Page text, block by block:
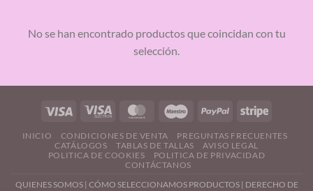
No se han encontrado productos que coincidan con tu
selección.
INICIO CONDICIONES DE VENTA
PREGUNTAS FRECUENTES
CATÁLOGOS
TABLAS DE TALLAS
AVISO LEGAL
POLITICA DE COOKIES
POLITICA DE PRIVACIDAD
CONTÁCTANOS
QUIENES SOMOS| CÓMO SELECCIONAMOS PRODUCTOS| DERECHO DE